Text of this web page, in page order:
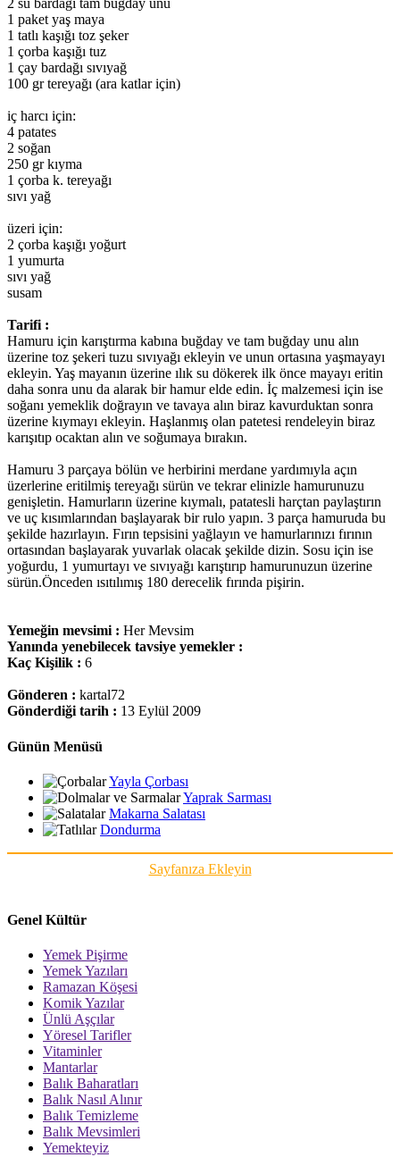
2 su bardağı tam buğday unu
1 paket yaş maya
1 tatlı kaşığı toz şeker
1 çorba kaşığı tuz
1 çay bardağı sıvıyağ
100 gr tereyağı (ara katlar için)
iç harcı için:
4 patates
2 soğan
250 gr kıyma
1 çorba k. tereyağı
sıvı yağ
üzeri için:
2 çorba kaşığı yoğurt
1 yumurta
sıvı yağ
susam
Tarifi :
Hamuru için karıştırma kabına buğday ve tam buğday unu alın
üzerine toz şekeri tuzu sıvıyağı ekleyin ve unun ortasına yaşmayayı
ekleyin. Yaş mayanın üzerine ılık su dökerek ilk önce mayayı eritin
daha sonra unu da alarak bir hamur elde edin. İç malzemesi için ise
soğanı yemeklik doğrayın ve tavaya alın biraz kavurduktan sonra
üzerine kıymayı ekleyin. Haşlanmış olan patetesi rendeleyin biraz
karışıtıp ocaktan alın ve soğumaya bırakın.
Hamuru 3 parçaya bölün ve herbirini merdane yardımıyla açın
üzerlerine eritilmiş tereyağı sürün ve tekrar elinizle hamurunuzu
genişletin. Hamurların üzerine kıymalı, patatesli harçtan paylaştırın
ve uç kısımlarından başlayarak bir rulo yapın. 3 parça hamuruda bu
şekilde hazırlayın. Fırın tepsisini yağlayın ve hamurlarınızı fırının
ortasından başlayarak yuvarlak olacak şekilde dizin. Sosu için ise
yoğurdu, 1 yumurtayı ve sıvıyağı karıştırıp hamurunuzun üzerine
sürün.Önceden ısıtılımış 180 derecelik fırında pişirin.
Yemeğin mevsimi : Her Mevsim
Yanında yenebilecek tavsiye yemekler :
Kaç Kişilik : 6
Gönderen : kartal72
Gönderdiği tarih : 13 Eylül 2009
Günün Menüsü
Yayla Çorbası
Yaprak Sarması
Makarna Salatası
Dondurma
Sayfanıza Ekleyin
Genel Kültür
Yemek Pişirme
Yemek Yazıları
Ramazan Köşesi
Komik Yazılar
Ünlü Aşçılar
Yöresel Tarifler
Vitaminler
Mantarlar
Balık Baharatları
Balık Nasıl Alınır
Balık Temizleme
Balık Mevsimleri
Yemekteyiz